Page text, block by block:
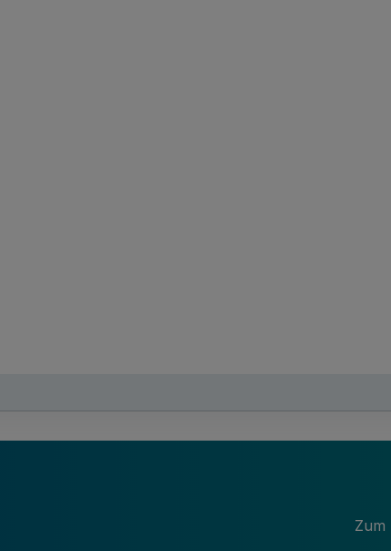
Zum